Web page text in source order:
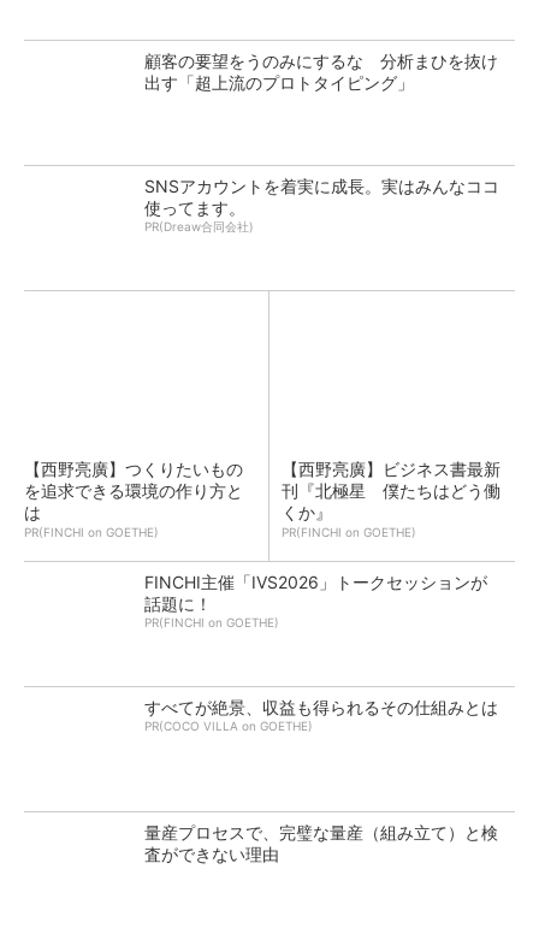
顧客の要望をうのみにするな 分析まひを抜け
出す「超上流のプロトタイピング」
SNSアカウントを着実に成長。実はみんなココ
使ってます。
PR(Dreaw合同会社)
【西野亮廣】つくりたいもの
を追求できる環境の作り方と
は
PR(FINCHI on GOETHE)
【西野亮廣】ビジネス書最新
刊『北極星 僕たちはどう働
くか』
PR(FINCHI on GOETHE)
FINCHI主催「IVS2026」トークセッションが
話題に！
PR(FINCHI on GOETHE)
すべてが絶景、収益も得られるその仕組みとは
PR(COCO VILLA on GOETHE)
量産プロセスで、完璧な量産（組み立て）と検
査ができない理由